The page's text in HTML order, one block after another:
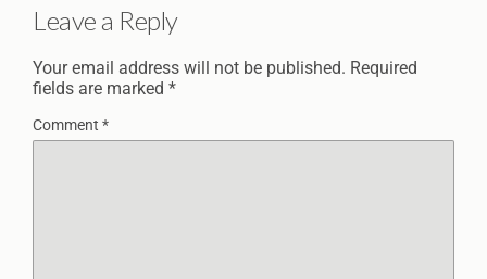
Leave a Reply
Your email address will not be published. Required
fields are marked *
Comment *